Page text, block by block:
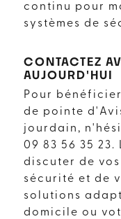
continu pour
systèmes de
CONTACTEZ
AUJOURD'HUI
Pour
de pointe
jourdain,
09 83 56 35
discuter de
sécurité et de
solutions
domicile ou